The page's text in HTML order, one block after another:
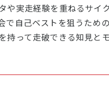
や実走経験を重ねるサイ
で自己ベストを狙うため
持って走破できる知見と